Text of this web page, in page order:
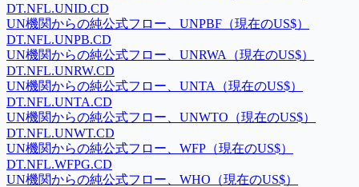
DT.NFL.UNID.CD
UN機関からの純公式フロー、UNPBF（現在のUS$）
DT.NFL.UNPB.CD
UN機関からの純公式フロー、UNRWA（現在のUS$）
DT.NFL.UNRW.CD
UN機関からの純公式フロー、UNTA（現在のUS$）
DT.NFL.UNTA.CD
UN機関からの純公式フロー、UNWTO（現在のUS$）
DT.NFL.UNWT.CD
UN機関からの純公式フロー、WFP（現在のUS$）
DT.NFL.WFPG.CD
UN機関からの純公式フロー、WHO（現在のUS$）